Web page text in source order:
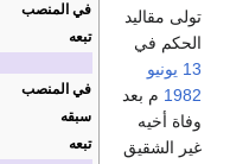
في المنصب
تبعه
في المنصب
سبقه
تبعه
تولى مقاليد
الحكم في
13 يونيو
1982 م بعد
وفاة أخيه
غير الشقيق